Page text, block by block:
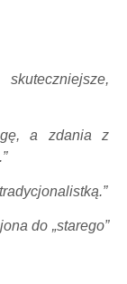
a zdania z
do „starego”